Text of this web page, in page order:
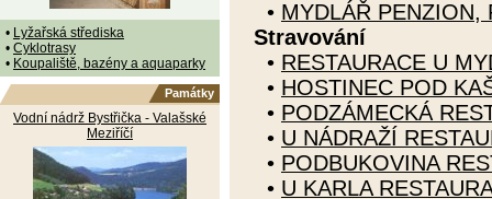
• Lyžařská střediska
• Cyklotrasy
• Koupaliště, bazény a aquaparky
Památky
Vodní nádrž Bystřička - Valašské
Meziříčí
• MYDLÁŘ PENZION,
Stravování
• RESTAURACE U
• HOSTINEC POD
• PODZÁMECKÁ
• U NÁDRAŽÍ
• PODBUKOVINA
• U KARLA